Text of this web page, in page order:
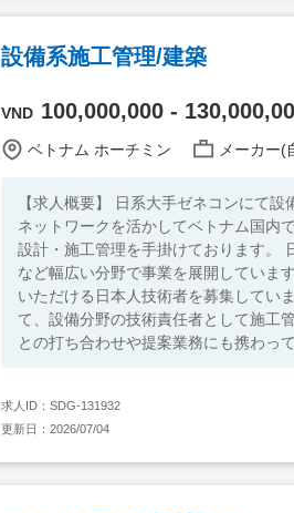
設備系施工管理/建築
VND 100,000,000 -
ベトナム ホーチミン メーカー
【求人概要】 日系大手ゼネコンにて
ネットワークを活かしてベトナム国内
設計・施工管理を手掛けております。
など幅広い分野で事業を展開していま
いただける日本人技術者を募集しています。 【業務内容】 工場・オフィス・商業施設の建設プロジ
て、設備分野の技術責任者として施工
との打ち合わせや提案業務にも携わっていただくことを想定
イス ・プロジェクト進行における課題解決支援 【必須条件】 ・4年制大学卒業以上 ・日常会話
気設備または空調設備の施工管理経験 ・設備工事に関する技術知
施工管理技士 ・建築設備士 ・その他
求人ID：SDG-131932
更新日：2026/07/04